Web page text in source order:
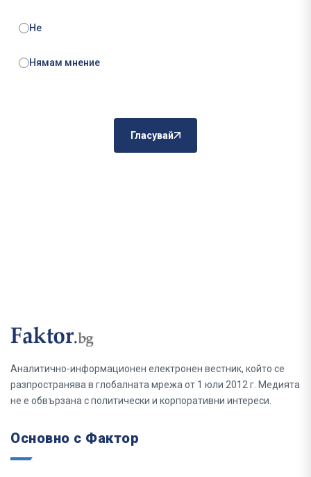
Не
Нямам мнение
Гласувай
Аналитично-информационен електронен вестник, който се
разпространява в глобалната мрежа от 1 юли 2012 г. Медията
не е обвързана с политически и корпоративни интереси.
Основно с Фактор